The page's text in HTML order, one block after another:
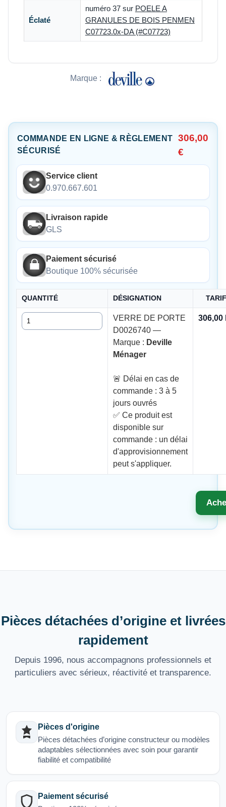
Éclaté
numéro 37 sur POELE A
GRANULES DE BOIS PENMEN
C07723.0x-DA (#C07723)
Marque :
COMMANDE EN LIGNE & RÈGLEMENT
SÉCURISÉ
306,00
€
Service client
0.970.667.601
Livraison rapide
GLS
Paiement sécurisé
Boutique 100% sécurisée
QUANTITÉ DÉSIGNATION
Quantité
VERRE DE PORTE
D0026740 —
Marque : Deville
Ménager
🚨 Délai en cas de
commande : 3 à 5
jours ouvrés
✅ Ce produit est
disponible sur
commande : un délai
d'approvisionnement
peut s'appliquer.
306,00
Pièces détachées d’origine et livrées
rapidement
Depuis 1996, nous accompagnons professionnels et
particuliers avec sérieux, réactivité et transparence.
Pièces d'origine
Pièces détachées d’origine constructeur ou modèles
adaptables sélectionnées avec soin pour garantir
fiabilité et compatibilité
Paiement sécurisé